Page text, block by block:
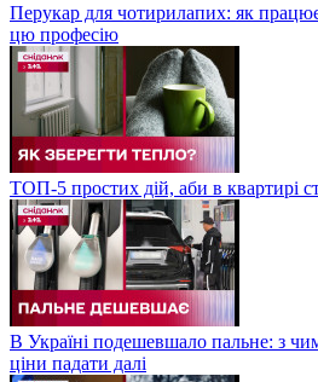
Перукар для чотирилапих: як
цю професію
ТОП-5 простих дій, аби в квартирі
В Україні подешевшало пальне: з
ціни падати далі